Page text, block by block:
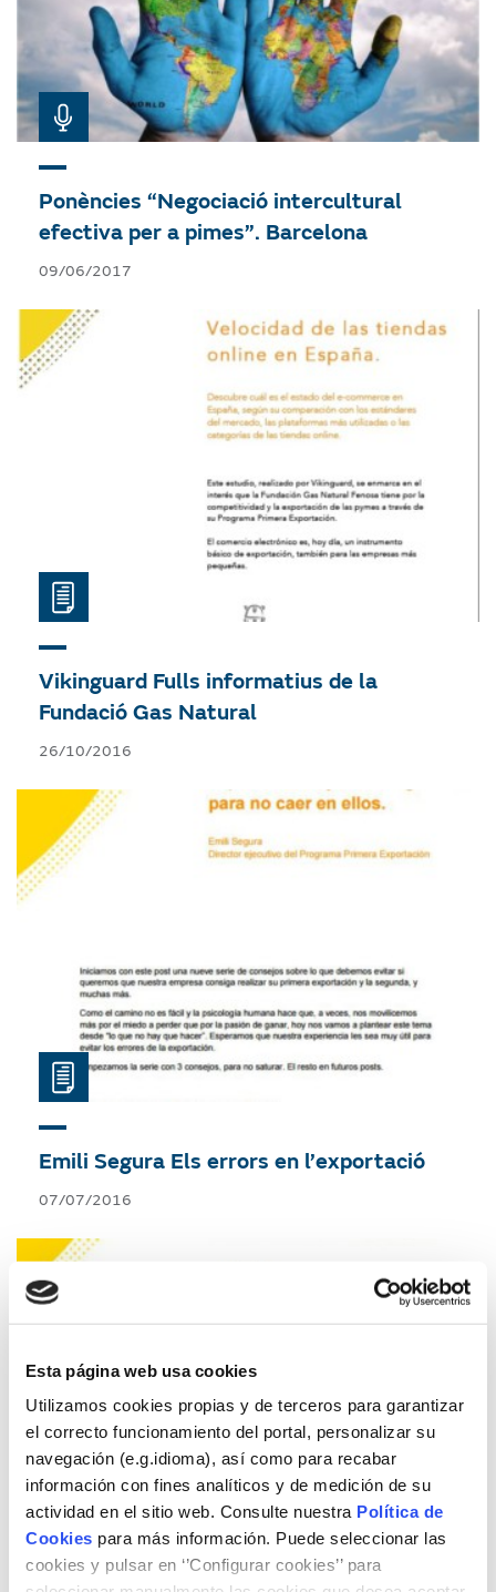
Esta página web usa cookies
Utilizamos cookies propias y de terceros para garantizar
el correcto funcionamiento del portal, personalizar su
navegación (e.g.idioma), así como para recabar
información con fines analíticos y de medición de su
actividad en el sitio web. Consulte nuestra Política de
Cookies para más información. Puede seleccionar las
cookies y pulsar en ‘’Configurar cookies’’ para
Ponències “Negociació intercultural
efectiva per a pimes”. Barcelona
09/06/2017
Vikinguard Fulls informatius de la
Fundació Gas Natural
26/10/2016
Emili Segura Els errors en l’exportació
07/07/2016